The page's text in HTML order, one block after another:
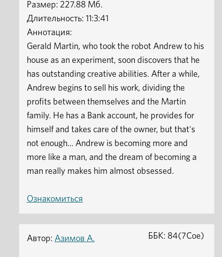
Размер: 227.88 Мб.
Длительность: 11:3:41
Аннотация:
Gerald Martin, who took the robot Andrew to his
house as an experiment, soon discovers that he
has outstanding creative abilities. After a while,
Andrew begins to sell his work, dividing the
profits between themselves and the Martin
family. He has a Bank account, he provides for
himself and takes care of the owner, but that's
not enough... Andrew is becoming more and
more like a man, and the dream of becoming a
man really makes him almost obsessed.
Ознакомиться
Автор: Азимов А. ББК: 84(7Сое)